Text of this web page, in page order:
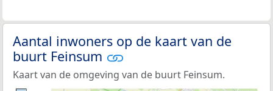
Aantal inwoners op de kaart van de
buurt Feinsum
Kaart van de omgeving van de buurt Feinsum.